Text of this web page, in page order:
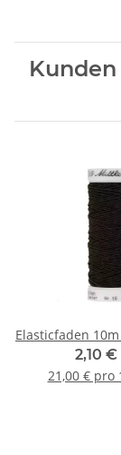
Elasticfaden
2,10 €
21,00 € pro